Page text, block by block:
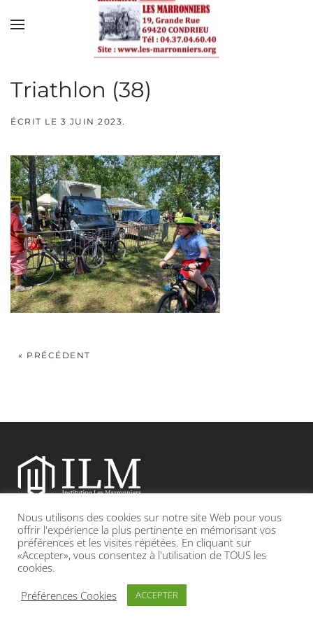
Skip to main content
Triathlon (38)
ÉCRIT LE 3 JUIN 2023.
« PRÉCÉDENT
Etablissement catholique sous contrat d’association avec l’Etat
Adresse : 19, Grande rue 69420 CONDRIEU
INFOS LÉGALES POLITIQUE DE CONFIDENTIALITÉ
Nous utilisons des cookies sur notre site Web pour vous
offrir l'expérience la plus pertinente en mémorisant vos
préférences et les visites répétées. En cliquant sur
«Accepter», vous consentez à l'utilisation de TOUS les
cookies.
Préférences Cookies
ACCEPTER